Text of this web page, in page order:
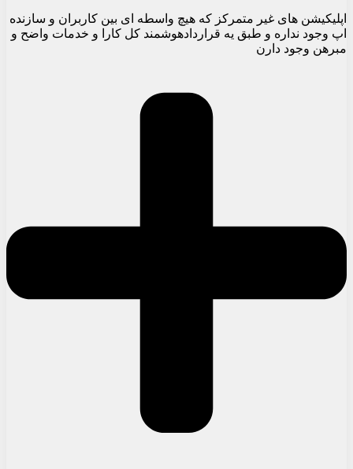
اپلیکیشن های غیر متمرکز که هیچ واسطه ای بین کاربران و سازنده
اپ وجود نداره و طبق یه قراردادهوشمند کل کارا و خدمات واضح و
مبرهن وجود دارن